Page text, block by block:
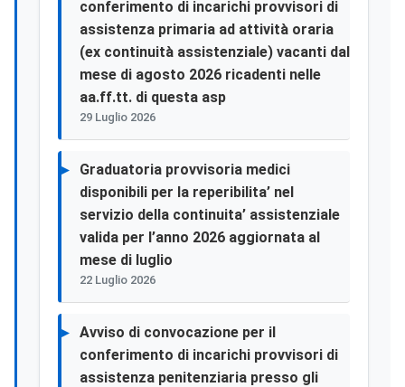
conferimento di incarichi provvisori di
assistenza primaria ad attività oraria
(ex continuità assistenziale) vacanti dal
mese di agosto 2026 ricadenti nelle
aa.ff.tt. di questa asp
29 Luglio 2026
Graduatoria provvisoria medici
disponibili per la reperibilita’ nel
servizio della continuita’ assistenziale
valida per l’anno 2026 aggiornata al
mese di luglio
22 Luglio 2026
Avviso di convocazione per il
conferimento di incarichi provvisori di
assistenza penitenziaria presso gli